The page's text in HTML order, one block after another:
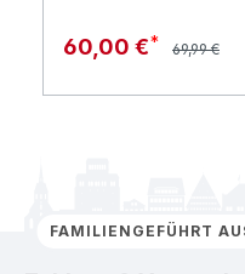
Verkaufspreis:
60,00 € Regulärer
69,99 €
FAMILIENGEFÜHRT